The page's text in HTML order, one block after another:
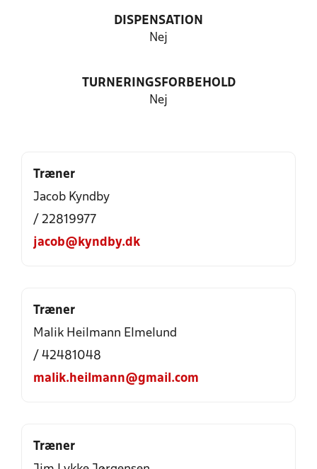
DISPENSATION
Nej
TURNERINGSFORBEHOLD
Nej
Træner
Jacob Kyndby
/ 22819977
jacob@kyndby.dk
Træner
Malik Heilmann Elmelund
/ 42481048
malik.heilmann@gmail.com
Træner